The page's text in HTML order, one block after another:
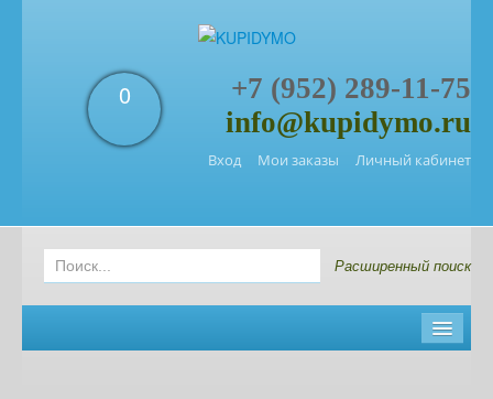
+7 (952) 289-11-75
info@kupidymo.ru
Вход Мои заказы Личный кабинет
0
Расширенный поиск